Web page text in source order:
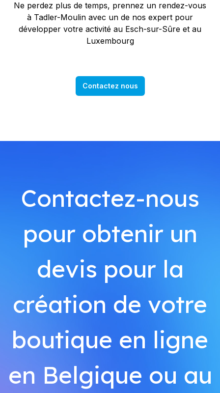
Ne perdez plus de temps, prennez un rendez-vous
à Tadler-Moulin avec un de nos expert pour
développer votre activité au Esch-sur-Sûre et au
Luxembourg
Contactez nous
Contactez-nous
pour obtenir un
devis pour la
création de votre
boutique en ligne
en Belgique ou au